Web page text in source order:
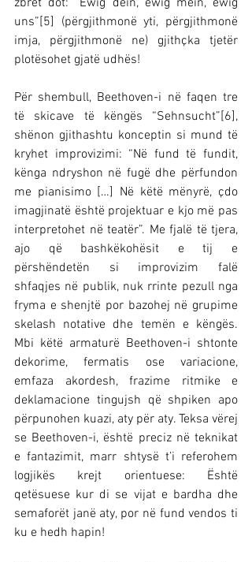
zbret dot: “Ewig dein, ewig mein, ewig
uns”[5] (përgjithmonë yti, përgjithmonë
imja, përgjithmonë ne) gjithçka tjetër
plotësohet gjatë udhës!
Për shembull, Beethoven-i në faqen tre
të skicave të këngës “Sehnsucht”[6],
shënon gjithashtu konceptin si mund të
kryhet improvizimi: “Në fund të fundit,
kënga ndryshon në fugë dhe përfundon
me pianisimo […] Në këtë mënyrë, çdo
imagjinatë është projektuar e kjo më pas
interpretohet në teatër”. Me fjalë të tjera,
ajo që bashkëkohësit e tij e
përshëndetën si improvizim falë
shfaqjes në publik, nuk rrinte pezull nga
fryma e shenjtë por bazohej në grupime
skelash notative dhe temën e këngës.
Mbi këtë armaturë Beethoven-i shtonte
dekorime, fermatis ose variacione,
emfaza akordesh, frazime ritmike e
deklamacione tingujsh që shpiken apo
përpunohen kuazi, aty për aty. Teksa vërej
se Beethoven-i, është preciz në teknikat
e fantazimit, marr shtysë t’i referohem
logjikës krejt orientuese: Është
qetësuese kur di se vijat e bardha dhe
semaforët janë aty, por në fund vendos ti
ku e hedh hapin!